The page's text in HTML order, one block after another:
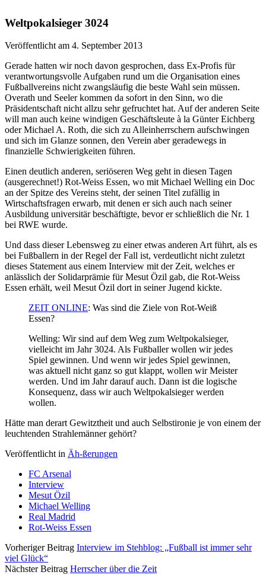
Weltpokalsieger 3024
Veröffentlicht am 4. September 2013
Gerade hatten wir noch davon gesprochen, dass Ex-Profis für
verantwortungsvolle Aufgaben rund um die Organisation eines
Fußballvereins nicht zwangsläufig die beste Wahl sein müssen.
Overath und Seeler kommen da sofort in den Sinn, wo die
Präsidentschaft nicht allzu sehr gefruchtet hat. Auf der anderen Seite
will man auch keine windigen Geschäftsleute à la Günter Eichberg
oder Michael A. Roth, die sich zu Alleinherrschern aufschwingen
und sich im Glanze sonnen, den Verein aber geradewegs in
finanzielle Schwierigkeiten führen.
Einen deutlich anderen, seriöseren Weg geht in diesen Tagen
(ausgerechnet!) Rot-Weiss Essen, wo mit Michael Welling ein Doc
an der Spitze des Vereins steht, der seinen Titel zufällig in
Wirtschaftsfragen erwarb, mit denen er sich auch nach seiner
Ausbildung universitär beschäftigte, bevor er schließlich die Nr. 1
bei RWE wurde.
Und dass dieser Lebensweg zu einer etwas anderen Art führt, als es
bei Fußballern in der Regel der Fall ist, verdeutlicht nicht zuletzt
dieses Statement aus einem Interview mit der Zeit, welches er
anlässlich der Solidarprämie für Mesut Özil gab, die Rot-Weiss
Essen erhält, weil Mesut Özil dort in seiner Jugend kickte.
ZEIT ONLINE: Was sind die Ziele von Rot-Weiß
Essen?
Welling: Wir sind auf dem Weg zum Weltpokalsieger,
vielleicht im Jahr 3024. Als Fußballer wollen wir jedes
Spiel gewinnen. Und wenn wir jedes Spiel gewinnen,
was aktuell nicht ganz so gut klappt, wollen wir Meister
werden. Und im Jahr darauf auch. Dann ist die logische
Konsequenz, dass wir auch Weltpokalsieger werden
wollen.
Hätte man derart Gewitztheit und auch Selbstironie je von einem der
leuchtenden Strahlemänner gehört?
Veröffentlicht in Äh-ßerungen
FC Arsenal
Interview
Mesut Özil
Michael Welling
Real Madrid
Rot-Weiss Essen
Vorheriger Beitrag Interview im Stehblog: „Fußball ist immer sehr
viel Glück“
Nächster Beitrag Herrscher über die Zeit